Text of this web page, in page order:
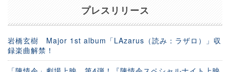
プレスリリース
岩橋玄樹 Major 1st album「LAzarus（読み：ラザロ）」収
録楽曲解禁！